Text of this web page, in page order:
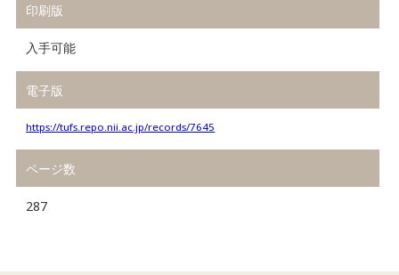
印刷版
入手可能
電子版
https://tufs.repo.nii.ac.jp/records/7645
ページ数
287